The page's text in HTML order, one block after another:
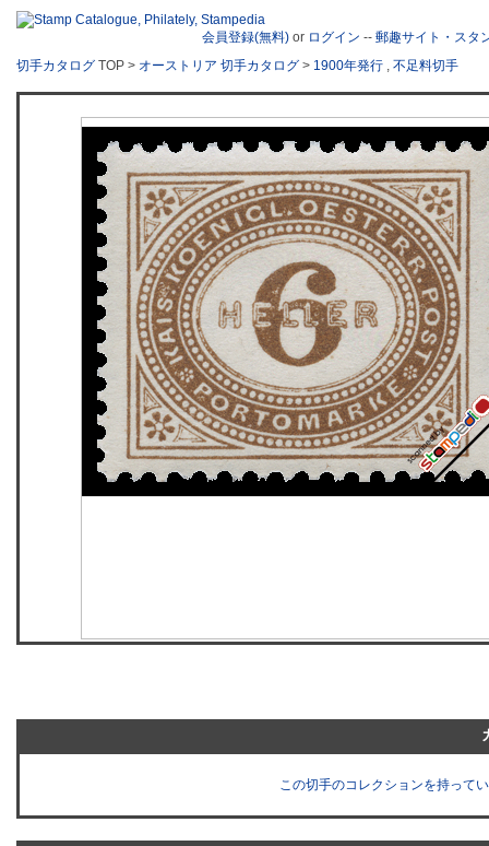
会員登録(無料) or ログイン -- 郵趣サイト・スタ
切手カタログ TOP > オーストリア 切手カタログ > 1900年発行 , 不足料切手
この切手のコレクションを持って